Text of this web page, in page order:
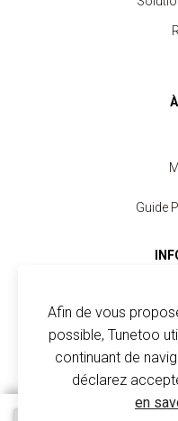
Guide
Retours
Afin de vous
possible, Tunetoo
continuant de
déclarez
en